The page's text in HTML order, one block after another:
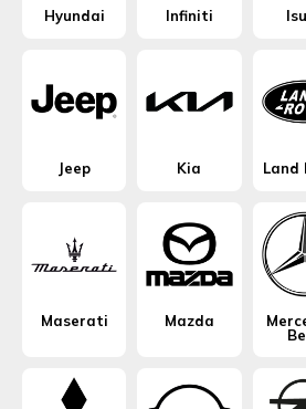
Hyundai Infiniti
Jeep Kia Land
Maserati Mazda